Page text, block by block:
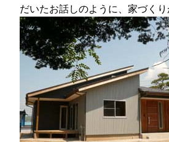
だいたお話しのように、家づく